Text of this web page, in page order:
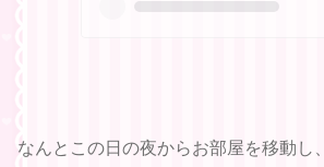
なんとこの日の夜からお部屋を移動し、